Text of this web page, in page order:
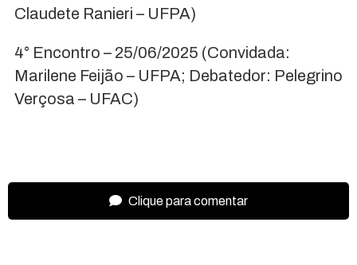
Claudete Ranieri – UFPA)
4° Encontro – 25/06/2025 (Convidada:
Marilene Feijão – UFPA; Debatedor: Pelegrino
Verçosa – UFAC)
Clique para comentar